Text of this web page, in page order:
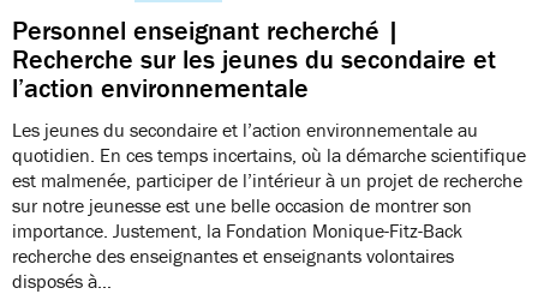
Personnel enseignant recherché |
Recherche sur les jeunes du secondaire et
l’action environnementale
Les jeunes du secondaire et l’action environnementale au
quotidien. En ces temps incertains, où la démarche scientifique
est malmenée, participer de l’intérieur à un projet de recherche
sur notre jeunesse est une belle occasion de montrer son
importance. Justement, la Fondation Monique-Fitz-Back
recherche des enseignantes et enseignants volontaires
disposés à…